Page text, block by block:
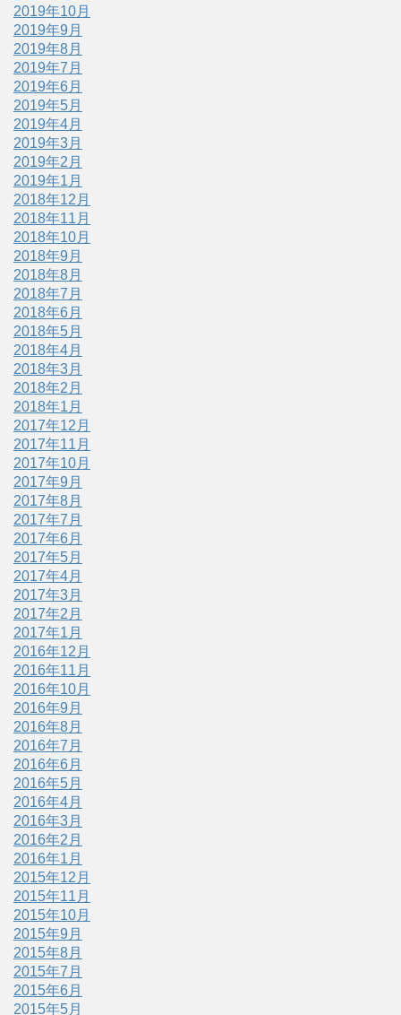
2019年10月
2019年9月
2019年8月
2019年7月
2019年6月
2019年5月
2019年4月
2019年3月
2019年2月
2019年1月
2018年12月
2018年11月
2018年10月
2018年9月
2018年8月
2018年7月
2018年6月
2018年5月
2018年4月
2018年3月
2018年2月
2018年1月
2017年12月
2017年11月
2017年10月
2017年9月
2017年8月
2017年7月
2017年6月
2017年5月
2017年4月
2017年3月
2017年2月
2017年1月
2016年12月
2016年11月
2016年10月
2016年9月
2016年8月
2016年7月
2016年6月
2016年5月
2016年4月
2016年3月
2016年2月
2016年1月
2015年12月
2015年11月
2015年10月
2015年9月
2015年8月
2015年7月
2015年6月
2015年5月